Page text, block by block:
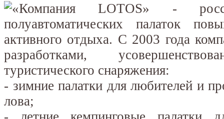
«Компания LOTOS» -
полуавтоматических палаток
активного отдыха. С 2003 года
разработками,
туристического снаряжения:
- зимние палатки для любителей и
лова;